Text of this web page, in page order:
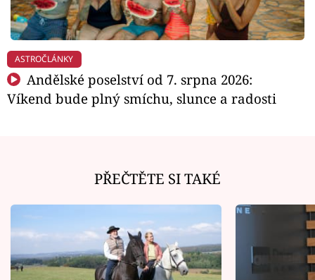
ASTROČLÁNKY
Andělské poselství od 7. srpna 2026:
Víkend bude plný smíchu, slunce a radosti
PŘEČTĚTE SI TAKÉ